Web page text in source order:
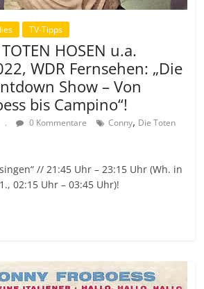
TV-Tipps
HOSEN u.a.
WDR Fernsehen: „Die
Show – Von
bis Campino“!
. 0 Kommentare Conny, Die Toten
// 21:45 Uhr – 23:15 Uhr (Wh. in
02:15 Uhr – 03:45 Uhr)!